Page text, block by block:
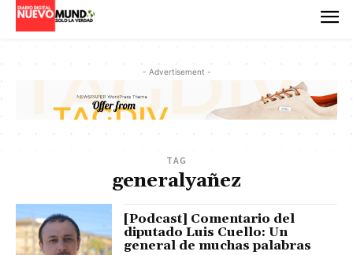
- Advertisement -
TAG
generalyañez
[Podcast] Comentario del
diputado Luis Cuello: Un
general de muchas palabras